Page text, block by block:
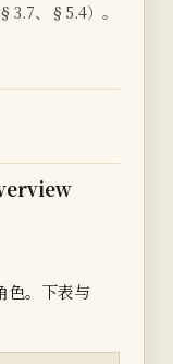
、§5.4）。
色。下表与